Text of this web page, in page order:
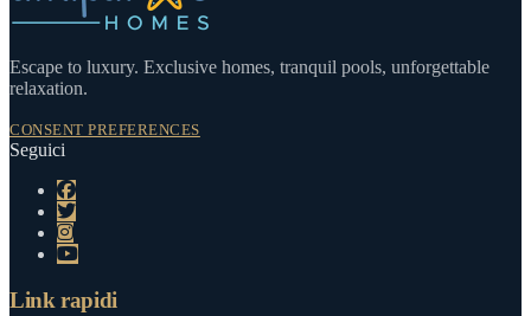
Escape to luxury. Exclusive homes, tranquil pools, unforgettable
relaxation.
CONSENT PREFERENCES
Seguici
Link rapidi